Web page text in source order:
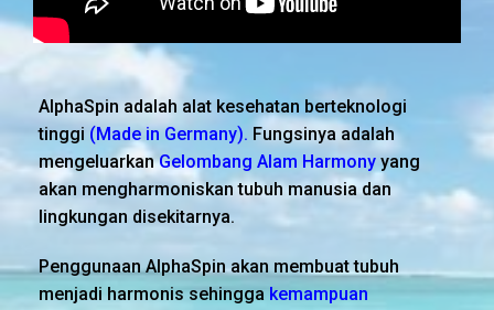
AlphaSpin adalah alat kesehatan berteknologi
tinggi (Made in Germany). Fungsinya adalah
mengeluarkanGelombang Alam Harmony yang
akan mengharmoniskan tubuh manusia dan
lingkungan disekitarnya.
Penggunaan AlphaSpin akan membuat tubuh
menjadi harmonis sehingga kemampuan